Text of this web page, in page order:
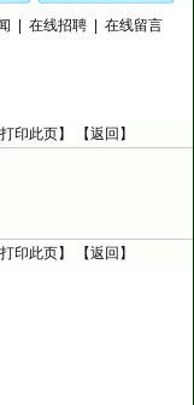
在线招聘 在线留言
打印此页】 【返回 】
打印此页】 【返回 】